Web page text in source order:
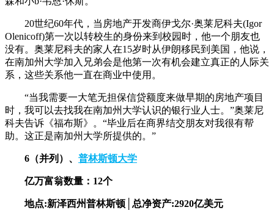
20世纪60年代，当房地产开发商伊戈尔·奥莱尼科夫(Igor
Olenicoff)第一次以转校生的身份来到校园时，他一个朋友也
没有。奥莱尼科夫的家人在15岁时从伊朗移民到美国，他说，
在南加州大学加入兄弟会是他第一次有机会建立真正的人际关
系，这些关系他一直在商业中使用。
“当我需要一大笔无担保信贷额度来做早期的房地产项目
时，我可以去找我在南加州大学认识的银行业人士。”奥莱尼
科夫告诉《福布斯》。“毕业后在商界结交朋友对我很有帮
助。这正是南加州大学所提供的。”
6（并列）、 普林斯顿大学
亿万富翁数量：12个
地点:新泽西州普林斯顿│总净资产:2920亿美元